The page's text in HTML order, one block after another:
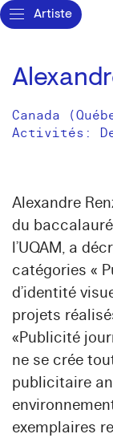
Artiste
Canada
Activités:
Alexandre
du
l’UQAM, a
catégories «
d’identité
projets
«Publicité
ne se crée
publicitaire
exemplaires